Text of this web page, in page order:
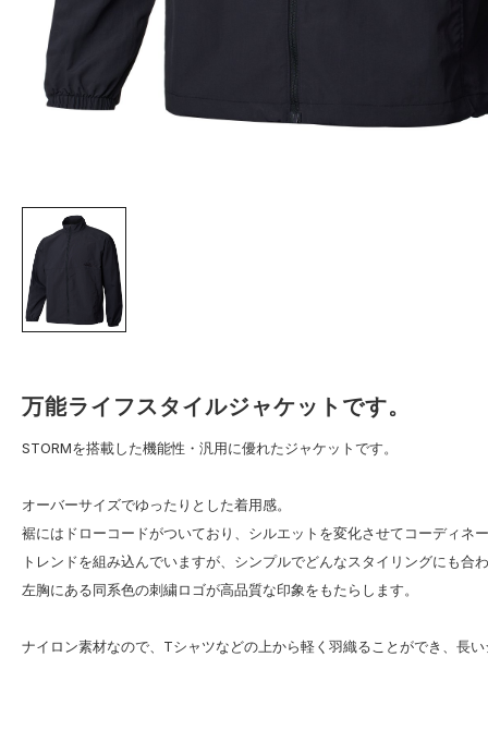
万能ライフスタイルジャケットです。
STORMを搭載した機能性・汎用に優れたジャケットです。
オーバーサイズでゆったりとした着用感。
裾にはドローコードがついており、シルエットを変化させてコーディネ
トレンドを組み込んでいますが、シンプルでどんなスタイリングにも合
左胸にある同系色の刺繍ロゴが高品質な印象をもたらします。
ナイロン素材なので、Tシャツなどの上から軽く羽織ることができ、長